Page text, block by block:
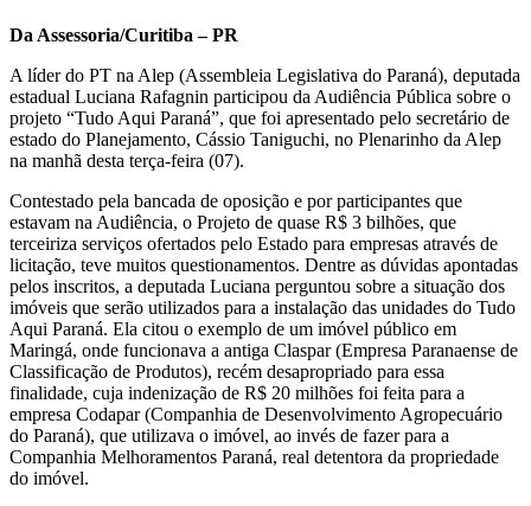
Da Assessoria/Curitiba – PR
A líder do PT na Alep (Assembleia Legislativa do Paraná), deputada
estadual Luciana Rafagnin participou da Audiência Pública sobre o
projeto “Tudo Aqui Paraná”, que foi apresentado pelo secretário de
estado do Planejamento, Cássio Taniguchi, no Plenarinho da Alep
na manhã desta terça-feira (07).
Contestado pela bancada de oposição e por participantes que
estavam na Audiência, o Projeto de quase R$ 3 bilhões, que
terceiriza serviços ofertados pelo Estado para empresas através de
licitação, teve muitos questionamentos. Dentre as dúvidas apontadas
pelos inscritos, a deputada Luciana perguntou sobre a situação dos
imóveis que serão utilizados para a instalação das unidades do Tudo
Aqui Paraná. Ela citou o exemplo de um imóvel público em
Maringá, onde funcionava a antiga Claspar (Empresa Paranaense de
Classificação de Produtos), recém desapropriado para essa
finalidade, cuja indenização de R$ 20 milhões foi feita para a
empresa Codapar (Companhia de Desenvolvimento Agropecuário
do Paraná), que utilizava o imóvel, ao invés de fazer para a
Companhia Melhoramentos Paraná, real detentora da propriedade
do imóvel.